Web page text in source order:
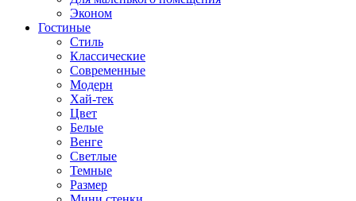
Эконом
Гостиные
Стиль
Классические
Современные
Модерн
Хай-тек
Цвет
Белые
Венге
Светлые
Темные
Размер